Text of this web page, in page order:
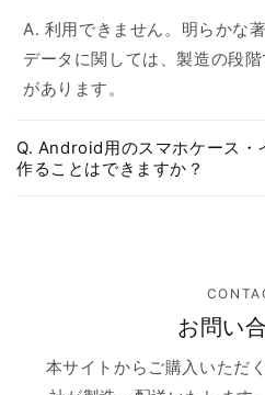
A. 利用できません。明らかな
データに関しては、製造の段
があります。
Q. Android用のスマホケース・
作ることはできますか？
お問い
本サイトからご購入いただ